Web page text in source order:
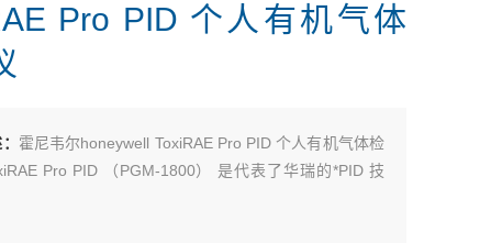
Pro PID 个人有机气体
霍尼韦尔honeywell ToxiRAE Pro PID 个人有机气体检
Pro PID （PGM-1800） 是代表了华瑞的*PID 技